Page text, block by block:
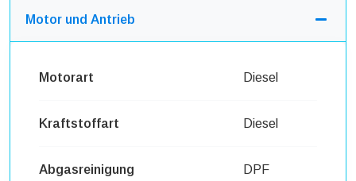
Motor und Antrieb
Motorart Diesel
Kraftstoffart Diesel
Abgasreinigung DPF